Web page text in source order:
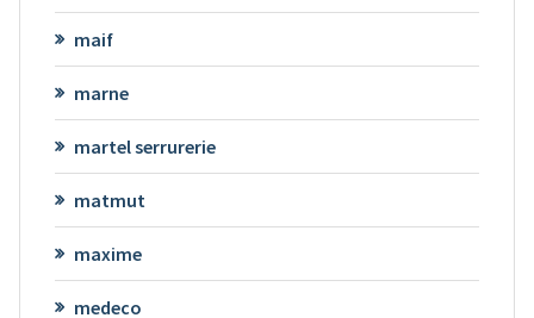
maif
marne
martel serrurerie
matmut
maxime
medeco